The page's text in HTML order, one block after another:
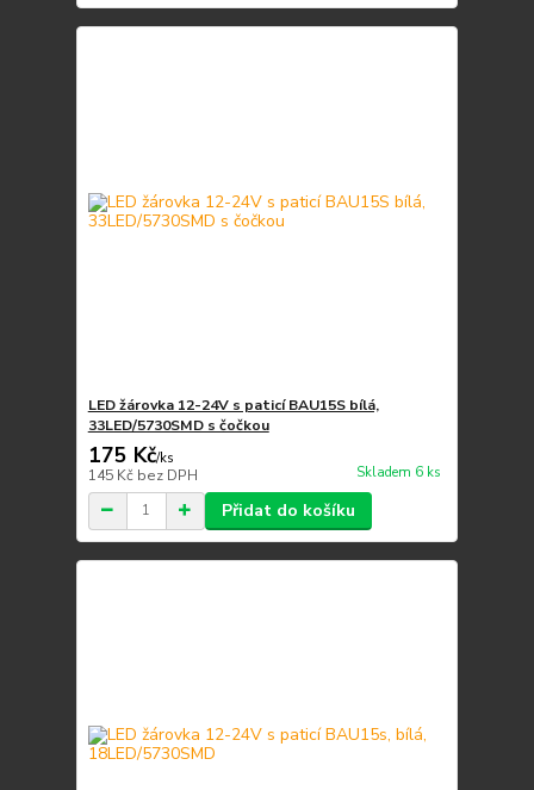
LED žárovka 12-24V s paticí BAU15S bílá,
33LED/5730SMD s čočkou
175 Kč/ks
145 Kč bez DPH Skladem 6 ks
Přidat do košíku